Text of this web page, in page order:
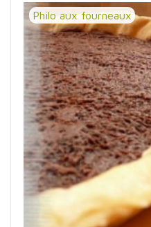
Philo aux fourneaux